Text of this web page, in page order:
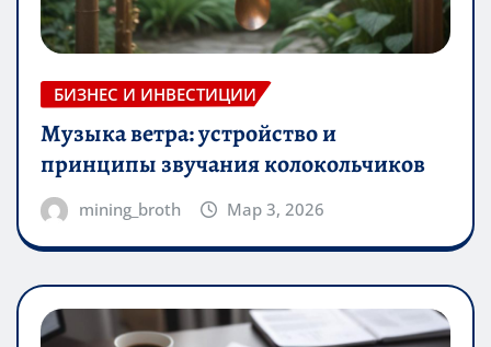
БИЗНЕС И ИНВЕСТИЦИИ
Музыка ветра: устройство и
принципы звучания колокольчиков
mining_broth Мар 3, 2026